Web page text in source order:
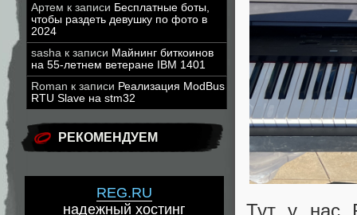
Артем к записи Бесплатные боты,
чтобы раздеть девушку по фото в
2024
sasha к записи Майнинг биткоинов
на 55-летнем ветеране IBM 1401
Roman к записи Реализация ModBus
RTU Slave на stm32
РЕКОМЕНДУЕМ
REG.RU
надежный хостинг
Тут у нас